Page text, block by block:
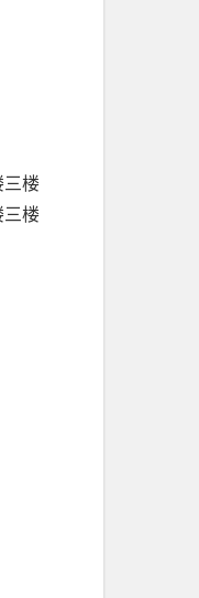
楼
楼